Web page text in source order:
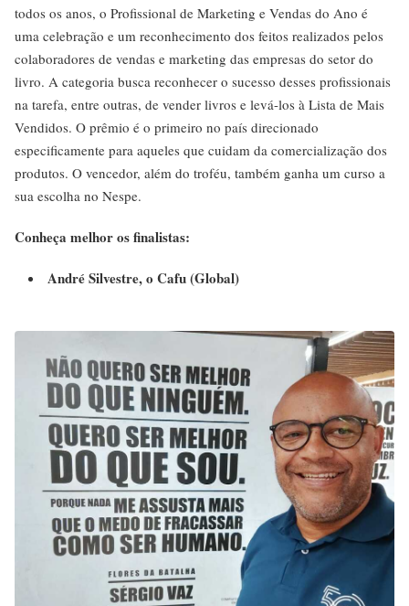
todos os anos, o Profissional de Marketing e Vendas do Ano é
uma celebração e um reconhecimento dos feitos realizados pelos
colaboradores de vendas e marketing das empresas do setor do
livro. A categoria busca reconhecer o sucesso desses profissionais
na tarefa, entre outras, de vender livros e levá-los à Lista de Mais
Vendidos. O prêmio é o primeiro no país direcionado
especificamente para aqueles que cuidam da comercialização dos
produtos. O vencedor, além do troféu, também ganha um curso a
sua escolha no Nespe.
Conheça melhor os finalistas:
André Silvestre, o Cafu (Global)